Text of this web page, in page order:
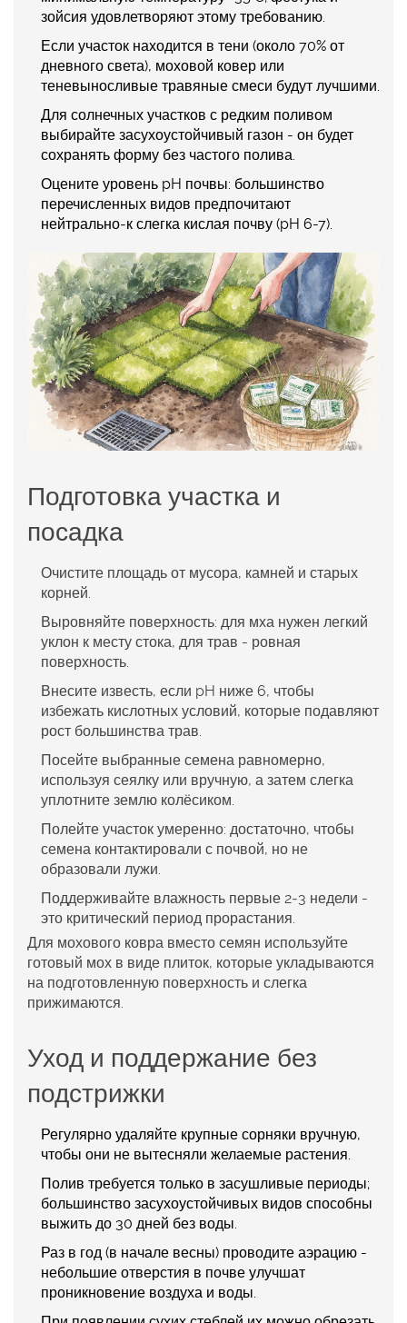
зойсия удовлетворяют этому требованию.
Если участок находится в тени (около 70% от
дневного света), моховой ковер или
теневыносливые травяные смеси будут лучшими.
Для солнечных участков с редким поливом
выбирайте засухоустойчивый газон - он будет
сохранять форму без частого полива.
Оцените уровень pH почвы: большинство
перечисленных видов предпочитают
нейтрально‑к слегка кислая почву (pH 6-7).
Подготовка участка и
посадка
Очистите площадь от мусора, камней и старых
корней.
Выровняйте поверхность: для мха нужен легкий
уклон к месту стока, для трав - ровная
поверхность.
Внесите известь, если pH ниже 6, чтобы
избежать кислотных условий, которые подавляют
рост большинства трав.
Посейте выбранные семена равномерно,
используя сеялку или вручную, а затем слегка
уплотните землю колёсиком.
Полейте участок умеренно: достаточно, чтобы
семена контактировали с почвой, но не
образовали лужи.
Поддерживайте влажность первые 2‑3 недели -
это критический период прорастания.
Для мохового ковра вместо семян используйте
готовый мох в виде плиток, которые укладываются
на подготовленную поверхность и слегка
прижимаются.
Уход и поддержание без
подстрижки
Регулярно удаляйте крупные сорняки вручную,
чтобы они не вытесняли желаемые растения.
Полив требуется только в засушливые периоды;
большинство засухоустойчивых видов способны
выжить до 30 дней без воды.
Раз в год (в начале весны) проводите аэрацию -
небольшие отверстия в почве улучшат
проникновение воздуха и воды.